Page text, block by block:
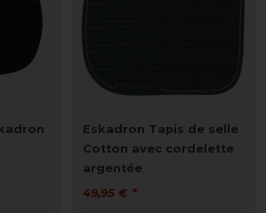
Eskadron Tapis de selle
Cotton avec cordelette
argentée
49,95 € *